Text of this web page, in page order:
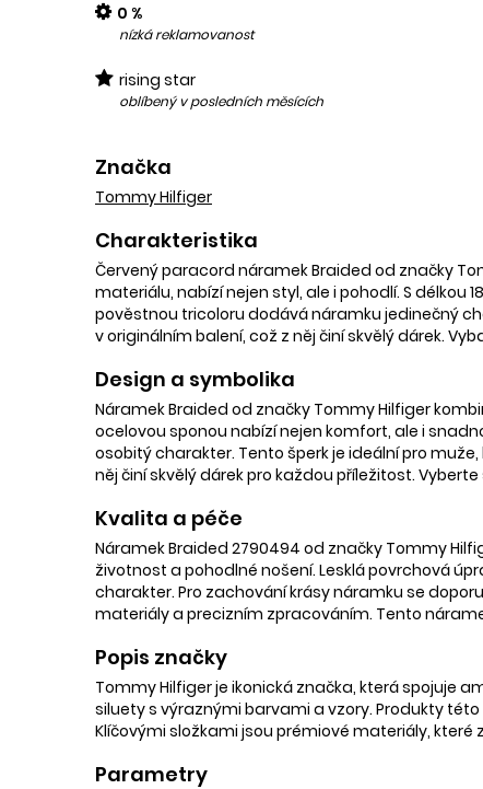
0 %
nízká reklamovanost
rising star
oblíbený v posledních měsících
Značka
Tommy Hilfiger
Charakteristika
Červený paracord náramek Braided od značky
materiálu, nabízí nejen styl, ale i pohodlí. S délkou
pověstnou tricoloru dodává náramku jedinečný
v originálním balení, což z něj činí skvělý dárek.
Design a symbolika
Náramek Braided od značky Tommy Hilfiger
ocelovou sponou nabízí nejen komfort, ale i
osobitý charakter. Tento šperk je ideální pro
něj činí skvělý dárek pro každou příležitost.
Kvalita a péče
Náramek Braided 2790494 od značky Tommy
životnost a pohodlné nošení. Lesklá povrchová
charakter. Pro zachování krásy náramku se
materiály a precizním zpracováním. Tento
Popis značky
Tommy Hilfiger je ikonická značka, která spojuje
siluety s výraznými barvami a vzory. Produkty
Klíčovými složkami jsou prémiové materiály,
Parametry